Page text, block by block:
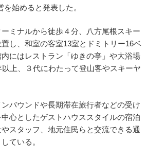
始めると発表した。
ミナルから徒歩４分、八方尾根スキー
し、和室の客室13室とドミトリー16ベ
にはレストラン「ゆきの亭」や大浴場
上、３代にわたって登山客やスキーヤ
バウンドや長期滞在旅行者などの受け
心としたゲストハウススタイルの宿泊
スタッフ、地元住民らと交流できる通
ている。